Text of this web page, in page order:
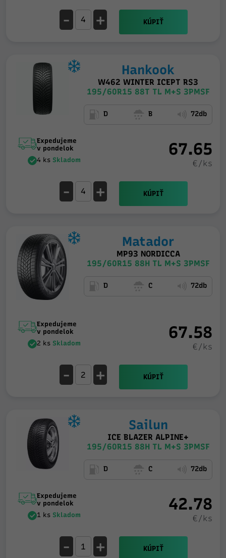
- + KÚPIŤ
Hankook
W462 WINTER ICEPT RS3
195/60R15 88T TL M+S 3PMSF
D B 72db
Expedujeme
v pondelok
4 ks Skladom
67.65
€/ks
- + KÚPIŤ
Matador
MP93 NORDICCA
195/60R15 88H TL M+S 3PMSF
D C 72db
Expedujeme
v pondelok
2 ks Skladom
67.58
€/ks
- + KÚPIŤ
Sailun
ICE BLAZER ALPINE+
195/60R15 88H TL M+S 3PMSF
D C 72db
Expedujeme
v pondelok
1 ks Skladom
42.78
€/ks
- + KÚPIŤ